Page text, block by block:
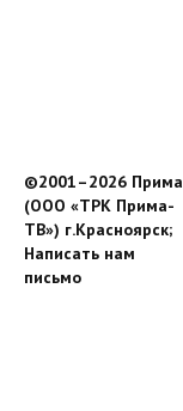
©2001–2026 Прима
(ООО «ТРК Прима-
ТВ») г.Красноярск;
Написать нам
письмо